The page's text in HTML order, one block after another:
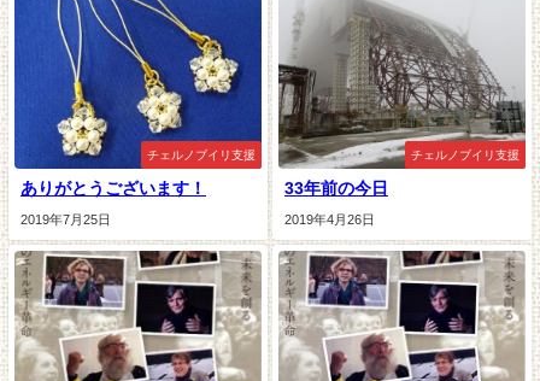
チェルノブイリ支援
ありがとうございます！
2019年7月25日
チェルノブイリ支援
33年前の今日
2019年4月26日